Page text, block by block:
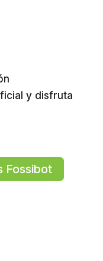
y disfruta
Fossibot